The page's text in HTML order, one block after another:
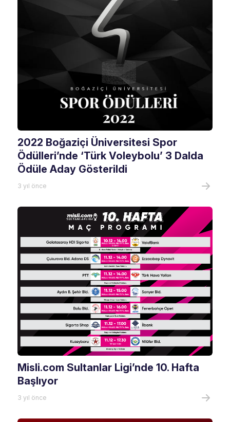
2022 Boğaziçi Üniversitesi Spor
Ödülleri’nde ‘Türk Voleybolu’ 3 Dalda
Ödüle Aday Gösterildi
3 yıl önce
Misli.com Sultanlar Ligi’nde 10. Hafta
Başlıyor
3 yıl önce